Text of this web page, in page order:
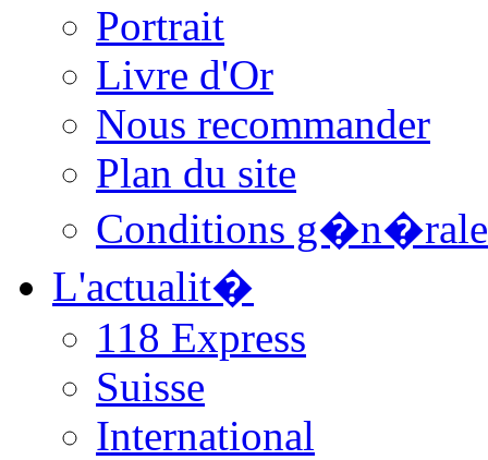
Portrait
Livre d'Or
Nous recommander
Plan du site
Conditions
L'actualit�
118 Express
Suisse
International